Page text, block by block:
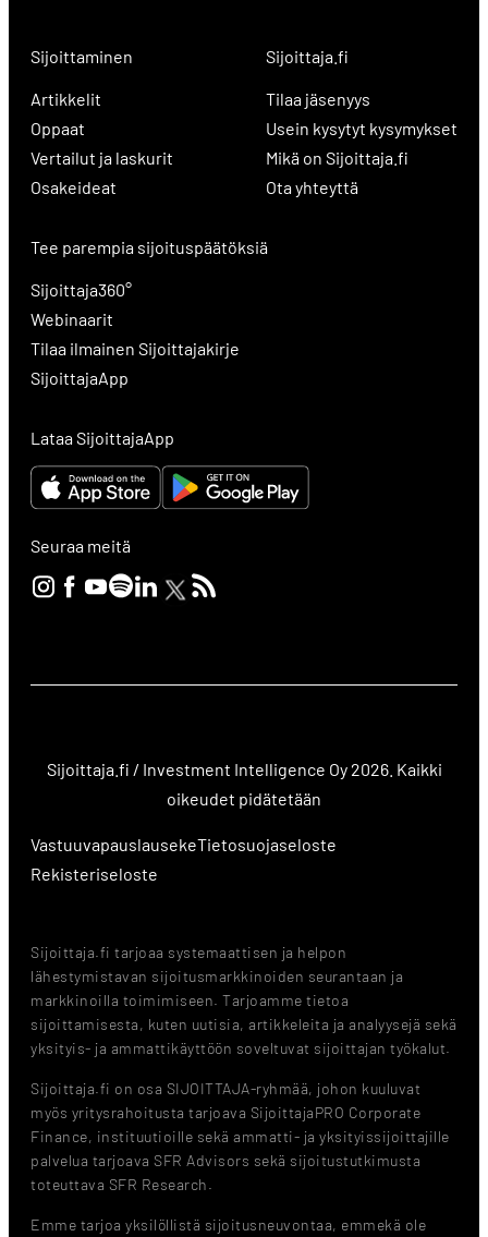
Sijoittaminen
Artikkelit
Oppaat
Vertailut ja laskurit
Osakeideat
Sijoittaja.fi
Tilaa jäsenyys
Usein kysytyt kysymykset
Mikä on Sijoittaja.fi
Ota yhteyttä
Tee parempia sijoituspäätöksiä
Sijoittaja360°
Webinaarit
Tilaa ilmainen Sijoittajakirje
SijoittajaApp
Lataa SijoittajaApp
Seuraa meitä
Sijoittaja.fi / Investment Intelligence Oy 2026. Kaikki
oikeudet pidätetään
VastuuvapauslausekeTietosuojaseloste
Rekisteriseloste
Sijoittaja.fi tarjoaa systemaattisen ja helpon
lähestymistavan sijoitusmarkkinoiden seurantaan ja
markkinoilla toimimiseen. Tarjoamme tietoa
sijoittamisesta, kuten uutisia, artikkeleita ja analyysejä sekä
yksityis- ja ammattikäyttöön soveltuvat sijoittajan työkalut.
Sijoittaja.fi on osa SIJOITTAJA-ryhmää, johon kuuluvat
myös yritysrahoitusta tarjoava SijoittajaPRO Corporate
Finance, instituutioille sekä ammatti- ja yksityissijoittajille
palvelua tarjoava SFR Advisors sekä sijoitustutkimusta
toteuttava SFR Research.
Emme tarjoa yksilöllistä sijoitusneuvontaa, emmekä ole